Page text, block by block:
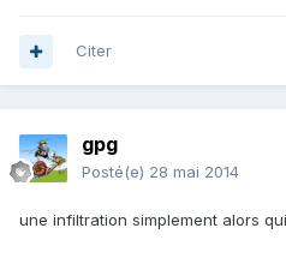
Citer
gpg
Posté(e) 28 mai 2014
une infiltration simplement alors